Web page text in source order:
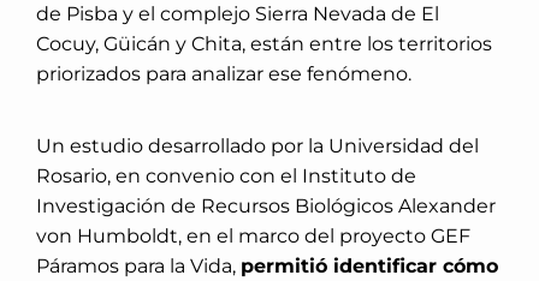
de Pisba y el complejo Sierra Nevada de El
Cocuy, Güicán y Chita, están entre los territorios
priorizados para analizar ese fenómeno.
Un estudio desarrollado por la Universidad del
Rosario, en convenio con el Instituto de
Investigación de Recursos Biológicos Alexander
von Humboldt, en el marco del proyecto GEF
Páramos para la Vida, permitió identificar cómo